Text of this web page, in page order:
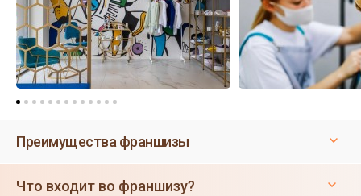
Преимущества франшизы
Что входит во франшизу?